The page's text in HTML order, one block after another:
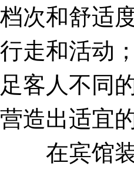
档次和舒适
行走和活动
足客人不同
营造出适宜
在宾馆装